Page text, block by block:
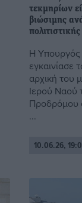
τεκμηρίων
βιώσιμης
Η Υπουργός
εγκαινίασε
αρχική του
Ιερού Ναού
Προδρόμου
...
10.06.26,